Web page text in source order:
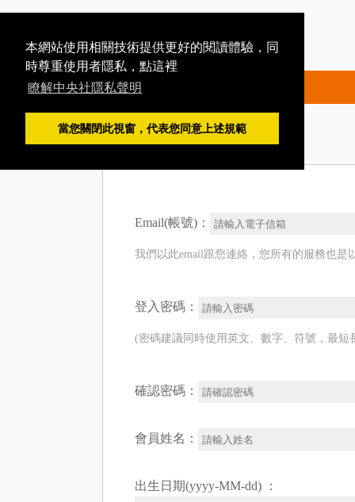
本網站使用相關技術提供更好的閱讀體驗，同
時尊重使用者隱私，點這裡
瞭解中央社隱私聲明
當您關閉此視窗，代表您同意上述規範
Email(帳號)：
我們以此email跟您連絡，您所有的服務也是
登入密碼：
(密碼建議同時使用英文、數字、符號，最
確認密碼：
會員姓名：
出生日期(yyyy-MM-dd) ：